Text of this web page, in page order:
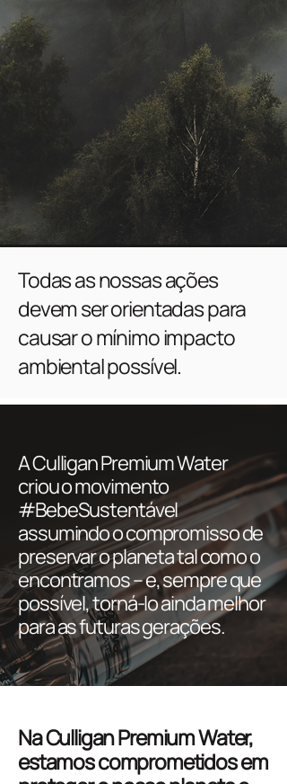
Todas as nossas ações
devem ser orientadas para
causar o mínimo impacto
ambiental possível.
A Culligan Premium Water
criou o movimento
#BebeSustentável
assumindo o compromisso de
preservar o planeta tal como o
encontramos – e, sempre que
possível, torná-lo ainda melhor
para as futuras gerações.
Na Culligan Premium Water,
estamos comprometidos em